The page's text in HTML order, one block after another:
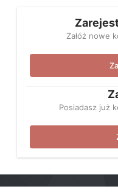
Załóż nowe
Posiadasz już